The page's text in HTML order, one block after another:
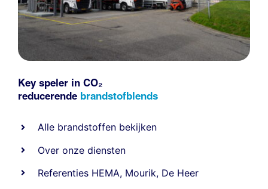
Key speler in CO₂
reducerende brandstofblends
Alle brandstoffen bekijken
Over onze diensten
Referenties HEMA, Mourik, De Heer